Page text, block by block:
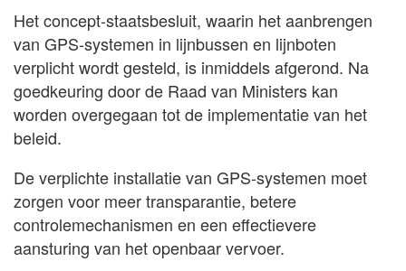
Het concept-staatsbesluit, waarin het aanbrengen
van GPS-systemen in lijnbussen en lijnboten
verplicht wordt gesteld, is inmiddels afgerond. Na
goedkeuring door de Raad van Ministers kan
worden overgegaan tot de implementatie van het
beleid.
De verplichte installatie van GPS-systemen moet
zorgen voor meer transparantie, betere
controlemechanismen en een effectievere
aansturing van het openbaar vervoer.